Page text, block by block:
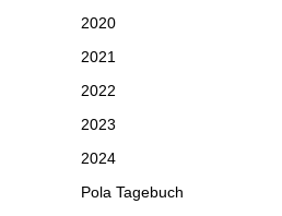
2020
2021
2022
2023
2024
Pola Tagebuch